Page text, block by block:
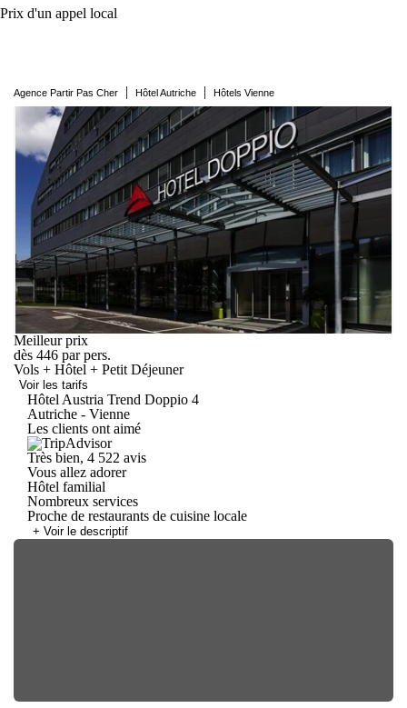
Prix d'un appel local
Agence Partir Pas Cher | Hôtel Autriche | Hôtels Vienne
Meilleur prix
dès 446 par pers.
Vols + Hôtel + Petit Déjeuner
Voir les tarifs
Hôtel Austria Trend Doppio 4
Autriche - Vienne
Les clients ont aimé
Très bien, 4 522 avis
Vous allez adorer
Hôtel familial
Nombreux services
Proche de restaurants de cuisine locale
+ Voir le descriptif